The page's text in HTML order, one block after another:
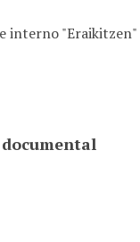
interno "Eraikitzen"